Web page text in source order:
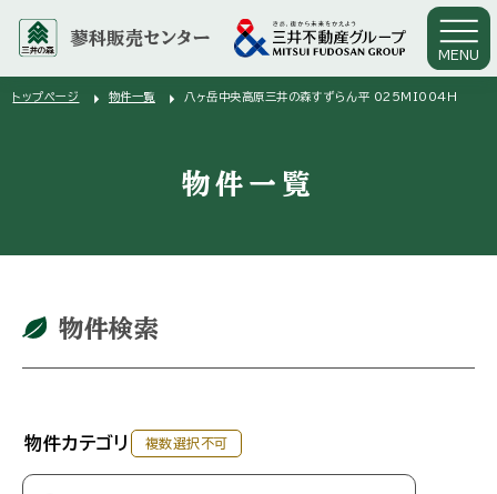
蓼科販売センター
MENU
トップページ arrow_right 物件一覧 arrow_right 八ヶ岳中央高原三井の森すずらん平 025MI004H
物件一覧
物件検索
物件カテゴリ 複数選択不可